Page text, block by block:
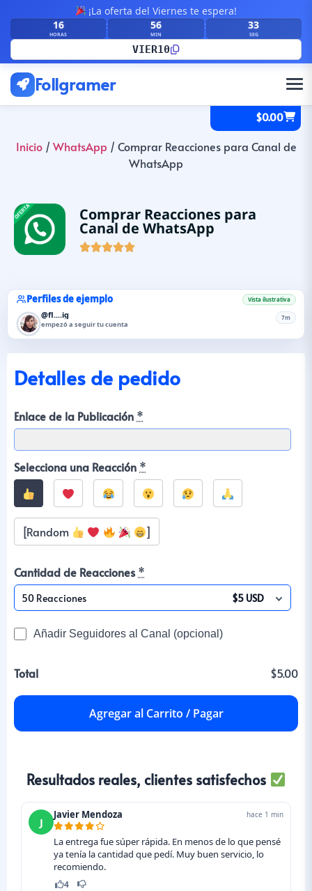
¡La oferta del Viernes te espera!
16
HORAS
: 56
MIN
: 32
SEG
VIER10
Follgramer
$0.00
Inicio/ WhatsApp / Comprar Reacciones para Canal de
WhatsApp
Comprar Reacciones para
Canal de WhatsApp

Perfiles de ejemplo Vista ilustrativa
@fl....ig
empezó a seguir tu cuenta
7m
Detalles de pedido
Enlace de la Publicación *
Selecciona una Reacción *
[Random ]
Cantidad de Reacciones *
50 Reacciones $5 USD
Añadir Seguidores al Canal (opcional)
Total $5.00
Agregar al Carrito / Pagar
Resultados reales, clientes satisfechos
J
Javier Mendoza hace 1 min
La entrega fue súper rápida. En menos de lo que pensé
ya tenía la cantidad que pedí. Muy buen servicio, lo
recomiendo.
4